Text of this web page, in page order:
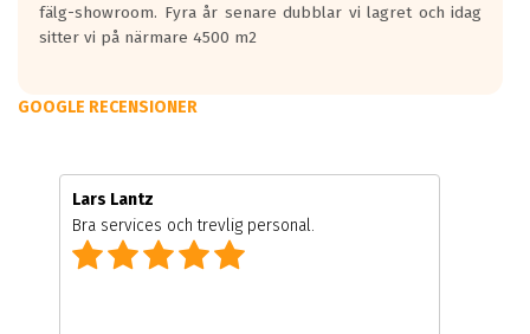
fälg-showroom. Fyra år senare dubblar vi lagret och idag
sitter vi på närmare 4500 m2
GOOGLE RECENSIONER
Lars Lantz
Bra services och trevlig personal.